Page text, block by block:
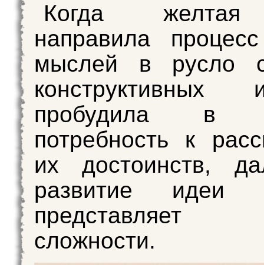
Когда
направила
мыслей в русло
пробудила в
потребность к
их достоинств,
развитие
представляет
сложности.